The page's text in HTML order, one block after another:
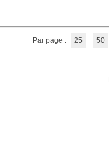
Par page : 25 50